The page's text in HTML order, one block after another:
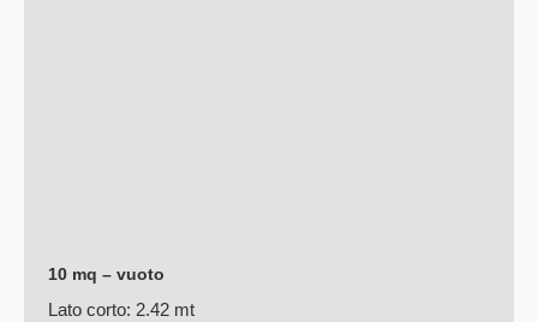
10 mq – vuoto
Lato corto: 2.42 mt